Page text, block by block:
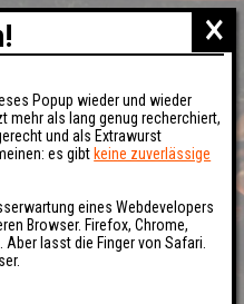
×
Popup wieder und wieder
mehr als lang genug recherchiert,
und als Extrawurst
es gibt keine zuverlässige
eines Webdevelopers
Browser. Firefox, Chrome,
lasst die Finger von Safari.